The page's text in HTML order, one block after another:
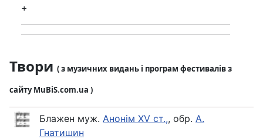
+
Твори ( з музичних видань і програм фестивалів з
сайту MuBiS.com.ua )
Блажен муж. Анонім XV ст.,, обр. А.
Гнатишин